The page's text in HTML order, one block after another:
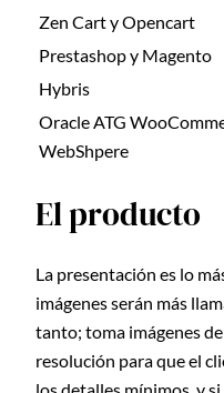
Zen Cart y Opencart
Prestashop y Magento
Hybris
Oracle ATG
WebShpere
El producto
La presentación es lo
imágenes serán más
tanto; toma imágenes
resolución para que el